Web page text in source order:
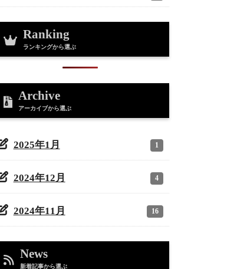
Ranking
ランキングから選ぶ
Archive
アーカイブから選ぶ
2025年1月 1
2024年12月 4
2024年11月 16
News
新着記事から選ぶ